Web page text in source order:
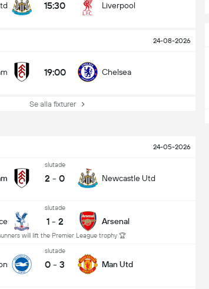
15:30 Liverpool
24-08-2026
19:00 Chelsea
Se alla fixturer
24-05-2026
slutade
2 - 0 Newcastle Utd
slutade
1 - 2
will lift the Premier League trophy 🏆
Arsenal
slutade
0 - 3 Man Utd